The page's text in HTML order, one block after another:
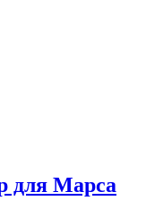
для Марса